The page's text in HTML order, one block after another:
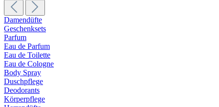
Damendüfte
Geschenksets
Parfum
Eau de Parfum
Eau de Toilette
Eau de Cologne
Body Spray
Duschpflege
Deodorants
Körperpflege